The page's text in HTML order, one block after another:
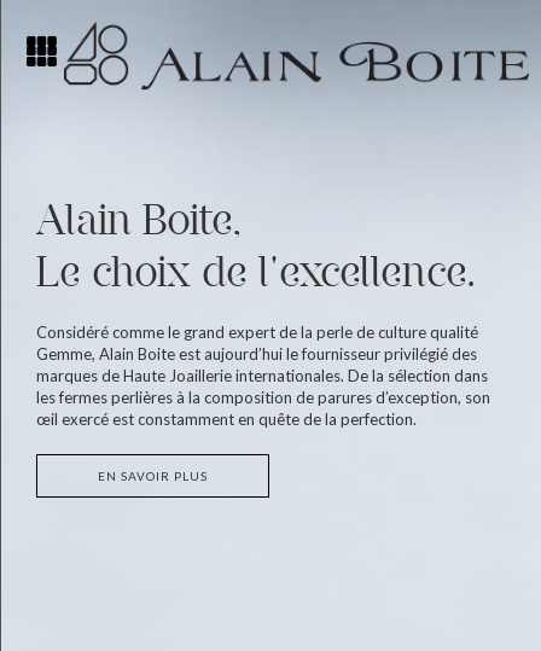
Alain Boite,
Le choix de l'excellence.
Considéré comme le grand expert de la perle de culture qualité
Gemme, Alain Boite est aujourd’hui le fournisseur privilégié des
marques de Haute Joaillerie internationales. De la sélection dans
les fermes perlières à la composition de parures d’exception, son
œil exercé est constamment en quête de la perfection.
EN SAVOIR PLUS